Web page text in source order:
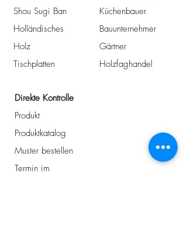
Shou Sugi Ban
Holländisches
Holz
Tischplatten
Küchenbauer
Bauunternehmer
Gärtner
Holzfaghandel
Direkte Kontrolle
Produkt
Produktkatalog
Muster bestellen
Termin im